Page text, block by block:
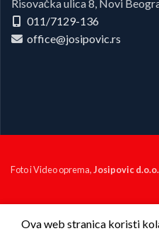
Risovačka ulica 8, Novi
011/7129-136
office@josipovic.rs
Foto i Video oprema,Josipovic d.o.o.
Ova web stranica koristi